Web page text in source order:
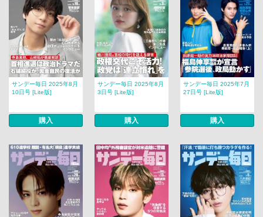
サンデー毎日 2025年8月
10日号 [Lite版]
購入
サンデー毎日 2025年8月
3日号 [Lite版]
購入
サンデー毎日 2025年7月
27日号 [Lite版]
購入